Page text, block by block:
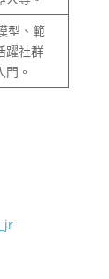
型、範
躍社群
。